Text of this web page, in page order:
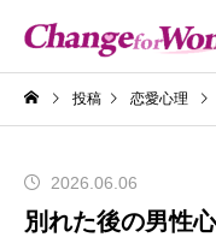
投稿 恋愛心理
2026.06.06
別れた後の男性